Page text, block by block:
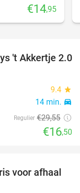
€14,95
44%
't Akkertje 2.0
9.4 star
14 min. directions_car
Regulier €29,55
€16,50
48%
voor afhaal